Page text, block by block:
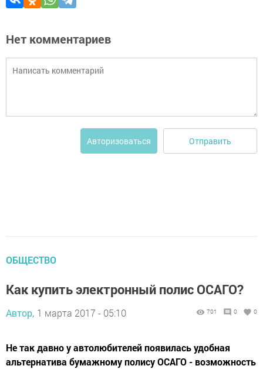
Нет комментариев
Авторизоваться Отправить
ОБЩЕСТВО
Как купить электронный полис ОСАГО?
Автор, 1 марта 2017 - 05:10 701 0 0
Не так давно у автолюбителей появилась удобная
альтернатива бумажному полису ОСАГО - возможность